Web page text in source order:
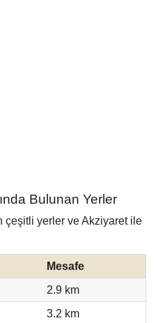
Bulunan Yerler
yerler ve Akziyaret ile
Mesafe
2.9 km
3.2 km